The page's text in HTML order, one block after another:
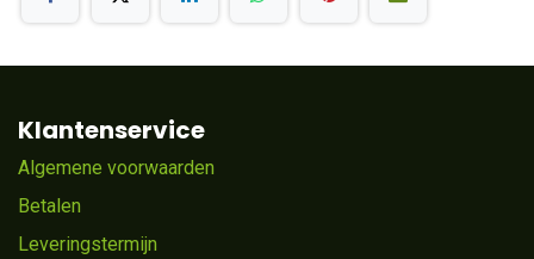
Klantenservice
Algemene voorwaarden
Betalen
Leveringstermijn